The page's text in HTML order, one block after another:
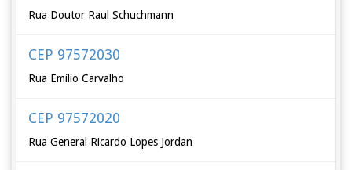
Rua Doutor Raul Schuchmann
CEP 97572030
Rua Emílio Carvalho
CEP 97572020
Rua General Ricardo Lopes Jordan